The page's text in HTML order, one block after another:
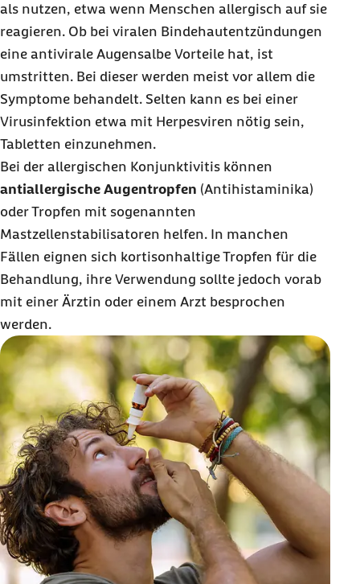
als nutzen, etwa wenn Menschen allergisch auf sie
reagieren. Ob bei viralen Bindehautentzündungen
eine antivirale Augensalbe Vorteile hat, ist
umstritten. Bei dieser werden meist vor allem die
Symptome behandelt. Selten kann es bei einer
Virusinfektion etwa mit Herpesviren nötig sein,
Tabletten einzunehmen.
Bei der allergischen Konjunktivitis können
antiallergische Augentropfen (Antihistaminika)
oder Tropfen mit sogenannten
Mastzellenstabilisatoren helfen. In manchen
Fällen eignen sich kortisonhaltige Tropfen für die
Behandlung, ihre Verwendung sollte jedoch vorab
mit einer Ärztin oder einem Arzt besprochen
werden.